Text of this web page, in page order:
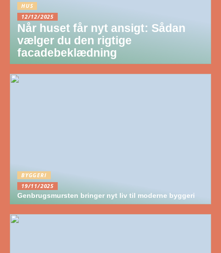
HUS
12/12/2025
Når huset får nyt ansigt: Sådan
vælger du den rigtige
facadebeklædning
BYGGERI
19/11/2025
Genbrugsmursten bringer nyt liv til moderne byggeri